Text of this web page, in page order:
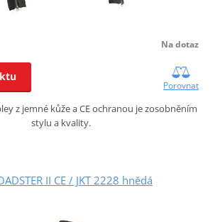
Na dotaz
Porovnat
z jemné kůže a CE ochranou je zosobněním
stylu a kvality.
II CE / JKT 2228 hnědá